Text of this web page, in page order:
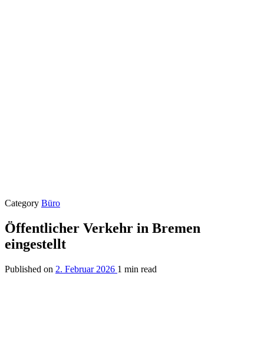
Category Büro
Öffentlicher Verkehr in Bremen
eingestellt
Published on 2. Februar 2026 1 min read